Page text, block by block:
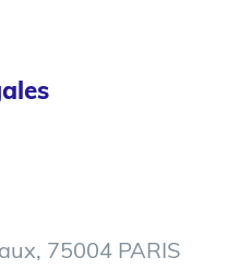
75004 PARIS